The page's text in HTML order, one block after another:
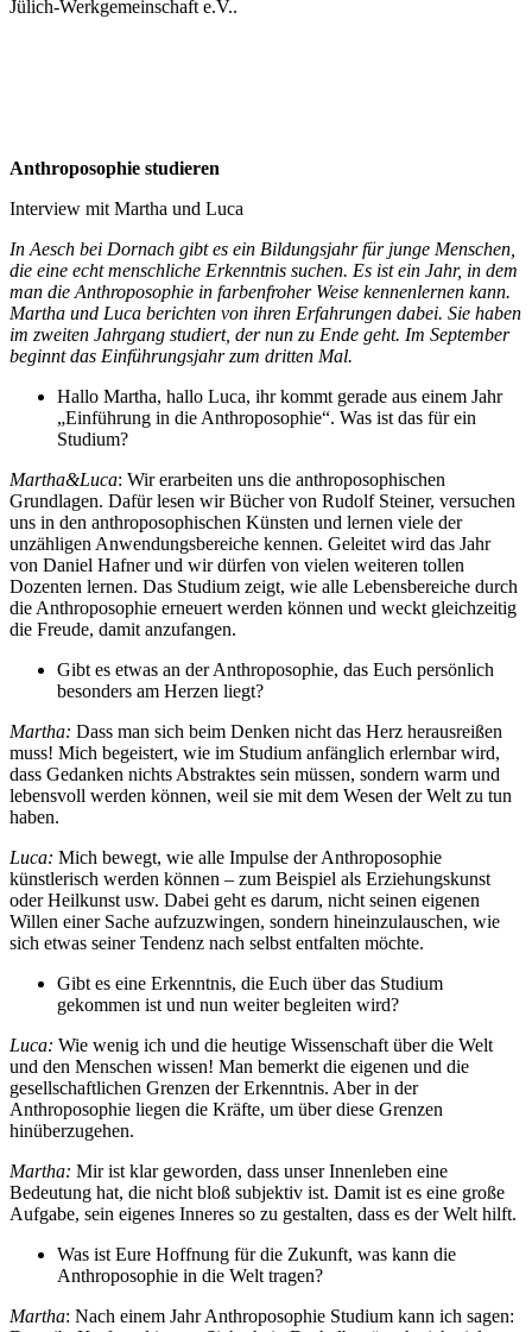
Jülich-Werkgemeinschaft e.V..
Anthroposophie studieren
Interview mit Martha und Luca
In Aesch bei Dornach gibt es ein Bildungsjahr für junge Menschen,
die eine echt menschliche Erkenntnis suchen. Es ist ein Jahr, in dem
man die Anthroposophie in farbenfroher Weise kennenlernen kann.
Martha und Luca berichten von ihren Erfahrungen dabei. Sie haben
im zweiten Jahrgang studiert, der nun zu Ende geht. Im September
beginnt das Einführungsjahr zum dritten Mal.
Hallo Martha, hallo Luca, ihr kommt gerade aus einem Jahr
„Einführung in die Anthroposophie“. Was ist das für ein
Studium?
Martha&Luca: Wir erarbeiten uns die anthroposophischen
Grundlagen. Dafür lesen wir Bücher von Rudolf Steiner, versuchen
uns in den anthroposophischen Künsten und lernen viele der
unzähligen Anwendungsbereiche kennen. Geleitet wird das Jahr
von Daniel Hafner und wir dürfen von vielen weiteren tollen
Dozenten lernen. Das Studium zeigt, wie alle Lebensbereiche durch
die Anthroposophie erneuert werden können und weckt gleichzeitig
die Freude, damit anzufangen.
Gibt es etwas an der Anthroposophie, das Euch persönlich
besonders am Herzen liegt?
Martha: Dass man sich beim Denken nicht das Herz herausreißen
muss! Mich begeistert, wie im Studium anfänglich erlernbar wird,
dass Gedanken nichts Abstraktes sein müssen, sondern warm und
lebensvoll werden können, weil sie mit dem Wesen der Welt zu tun
haben.
Luca: Mich bewegt, wie alle Impulse der Anthroposophie
künstlerisch werden können – zum Beispiel als Erziehungskunst
oder Heilkunst usw. Dabei geht es darum, nicht seinen eigenen
Willen einer Sache aufzuzwingen, sondern hineinzulauschen, wie
sich etwas seiner Tendenz nach selbst entfalten möchte.
Gibt es eine Erkenntnis, die Euch über das Studium
gekommen ist und nun weiter begleiten wird?
Luca: Wie wenig ich und die heutige Wissenschaft über die Welt
und den Menschen wissen! Man bemerkt die eigenen und die
gesellschaftlichen Grenzen der Erkenntnis. Aber in der
Anthroposophie liegen die Kräfte, um über diese Grenzen
hinüberzugehen.
Martha: Mir ist klar geworden, dass unser Innenleben eine
Bedeutung hat, die nicht bloß subjektiv ist. Damit ist es eine große
Aufgabe, sein eigenes Inneres so zu gestalten, dass es der Welt hilft.
Was ist Eure Hoffnung für die Zukunft, was kann die
Anthroposophie in die Welt tragen?
Martha: Nach einem Jahr Anthroposophie Studium kann ich sagen: